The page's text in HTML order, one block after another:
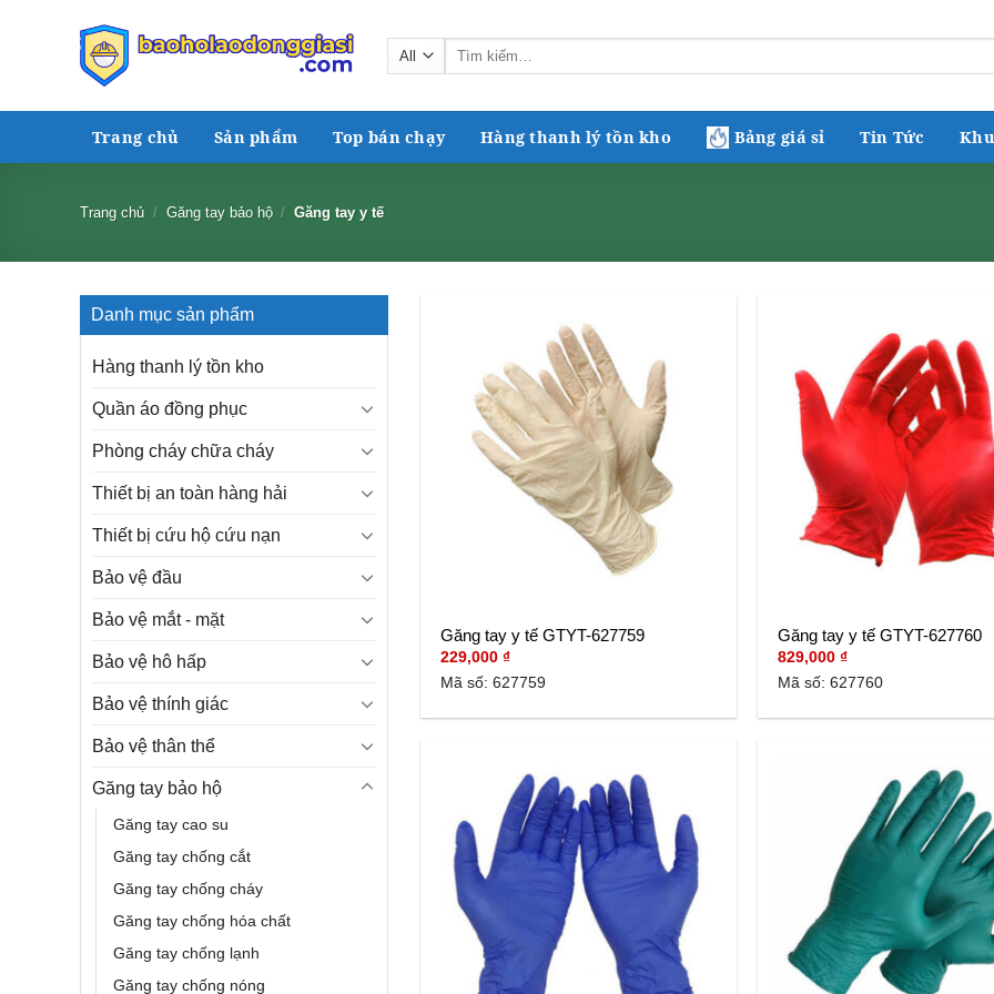
Tìm
Trang chủ Sản phẩm Top bán chạy Hàng thanh lý tồn kho Bảng giá sỉ Tin Tức
Trang chủ / Găng tay bảo hộ / Găng tay y tế
Danh mục sản phẩm
Hàng thanh lý tồn kho
Quần áo đồng phục
Phòng cháy chữa cháy
Thiết bị an toàn hàng hải
Thiết bị cứu hộ cứu nạn
Bảo vệ đầu
Bảo vệ mắt - mặt
Bảo vệ hô hấp
Bảo vệ thính giác
Bảo vệ thân thể
Găng tay bảo hộ
Găng tay cao su
Găng tay chống cắt
Găng tay chống cháy
Găng tay chống hóa chất
Găng tay chống lạnh
Găng tay chống nóng
Găng tay y tế GTYT-627759
229,000 ₫
Mã số: 627759
Găng tay y tế GTYT-627760
829,000 ₫
Mã số: 627760